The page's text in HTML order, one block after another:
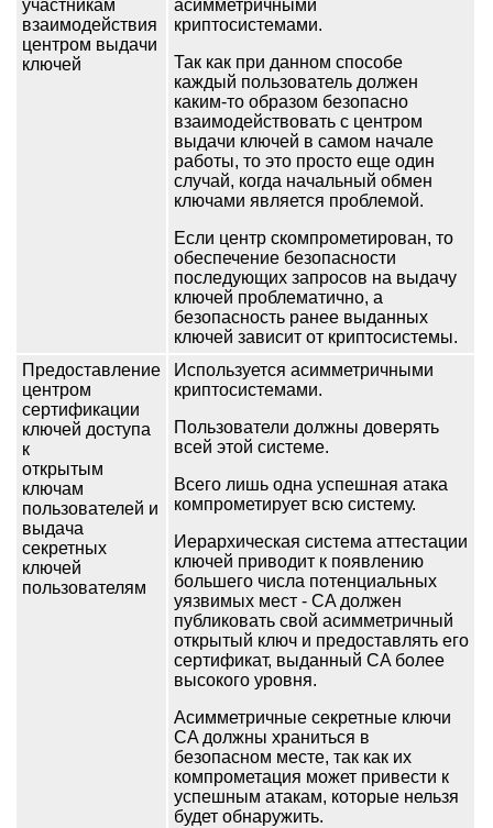
участникам
взаимодействия
центром выдачи
ключей
асимметричными
криптосистемами.
Так как при данном способе
каждый пользователь должен
каким-то образом безопасно
взаимодействовать с центром
выдачи ключей в самом начале
работы, то это просто еще один
случай, когда начальный обмен
ключами является проблемой.
Если центр скомпрометирован, то
обеспечение безопасности
последующих запросов на выдачу
ключей проблематично, а
безопасность ранее выданных
ключей зависит от криптосистемы.
Предоставление
центром
сертификации
ключей доступа
к
открытым
ключам
пользователей и
выдача
секретных
ключей
пользователям
Используется асимметричными
криптосистемами.
Пользователи должны доверять
всей этой системе.
Всего лишь одна успешная атака
компрометирует всю систему.
Иерархическая система аттестации
ключей приводит к появлению
большего числа потенциальных
уязвимых мест - CA должен
публиковать свой асимметричный
открытый ключ и предоставлять его
сертификат, выданный CA более
высокого уровня.
Асимметричные секретные ключи
CA должны храниться в
безопасном месте, так как их
компрометация может привести к
успешным атакам, которые нельзя
будет обнаружить.